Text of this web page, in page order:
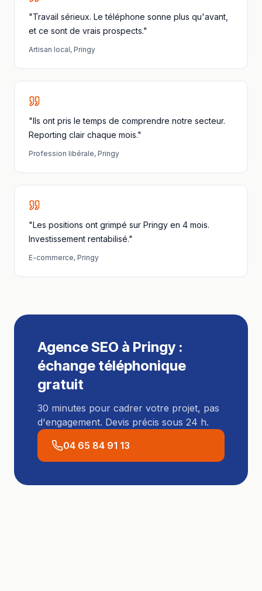
"Travail sérieux. Le téléphone sonne plus qu'avant,
et ce sont de vrais prospects."
Artisan local, Pringy
"Ils ont pris le temps de comprendre notre secteur.
Reporting clair chaque mois."
Profession libérale, Pringy
"Les positions ont grimpé sur Pringy en 4 mois.
Investissement rentabilisé."
E-commerce, Pringy
Agence SEO à Pringy :
échange téléphonique
gratuit
30 minutes pour cadrer votre projet, pas
d'engagement. Devis précis sous 24 h.
04 65 84 91 13